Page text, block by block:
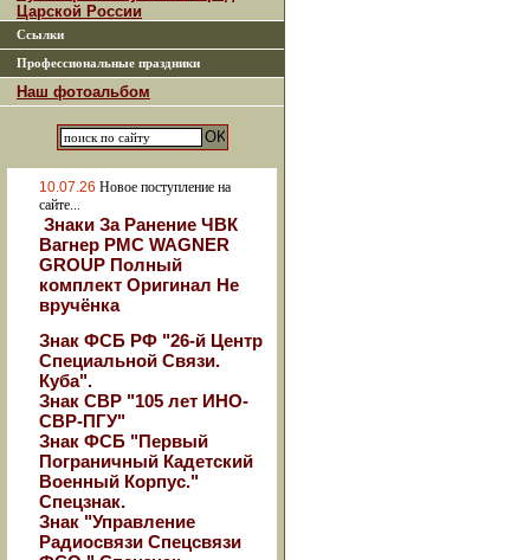
Царской России
Ссылки
Профессиональные праздники
Наш фотоальбом
10.07.26 Новое поступление на
сайте...
Знаки За Ранение ЧВК
Вагнер РМС WAGNER
GROUP Полный
комплект Оригинал Не
вручёнка
Знак ФСБ РФ "26-й Центр
Специальной Связи.
Куба".
Знак СВР "105 лет ИНО-
СВР-ПГУ"
Знак ФСБ "Первый
Пограничный Кадетский
Военный Корпус."
Спецзнак.
Знак "Управление
Радиосвязи Спецсвязи